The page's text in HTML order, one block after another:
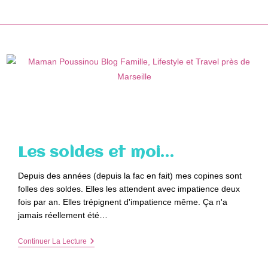
Les soldes et moi…
Depuis des années (depuis la fac en fait) mes copines sont
folles des soldes. Elles les attendent avec impatience deux
fois par an. Elles trépignent d'impatience même. Ça n'a
jamais réellement été…
Continuer La LectureLes